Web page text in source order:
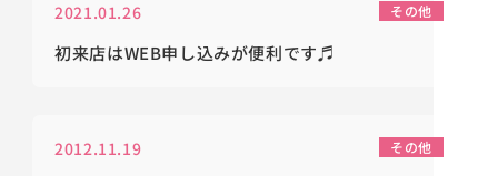
2021.01.26 その他
初来店はWEB申し込みが便利です♬
2012.11.19 その他